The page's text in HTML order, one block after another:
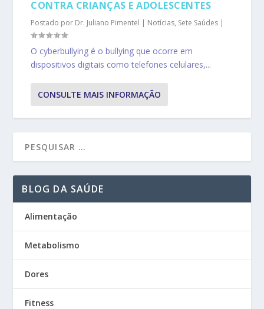
CONTRA CRIANÇAS E ADOLESCENTES
Postado por Dr. Juliano Pimentel | Notícias, Sete Saúdes |
O cyberbullying é o bullying que ocorre em
dispositivos digitais como telefones celulares,...
CONSULTE MAIS INFORMAÇÃO
BLOG DA SAÚDE
Alimentação
Metabolismo
Dores
Fitness